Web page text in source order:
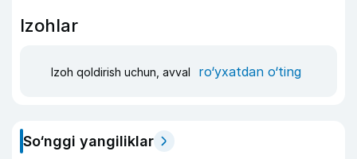
Izohlar
Izoh qoldirish uchun, avval ro‘yxatdan o‘ting
So‘nggi yangiliklar